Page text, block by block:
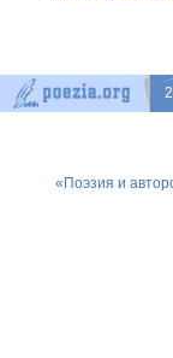
«Поэзия и